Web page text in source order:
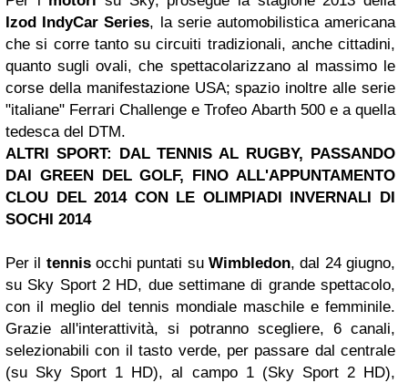
Izod IndyCar Series, la serie automobilistica americana
che si corre tanto su circuiti tradizionali, anche cittadini,
quanto sugli ovali, che spettacolarizzano al massimo le
corse della manifestazione USA; spazio inoltre alle serie
"italiane" Ferrari Challenge e Trofeo Abarth 500 e a quella
tedesca del DTM.
ALTRI SPORT: DAL TENNIS AL RUGBY, PASSANDO
DAI GREEN DEL GOLF, FINO ALL'APPUNTAMENTO
CLOU DEL 2014 CON LE OLIMPIADI INVERNALI DI
SOCHI 2014
Per il tennisocchi puntati suWimbledon, dal 24 giugno,
su Sky Sport 2 HD, due settimane di grande spettacolo,
con il meglio del tennis mondiale maschile e femminile.
Grazie all'interattività, si potranno scegliere, 6 canali,
selezionabili con il tasto verde, per passare dal centrale
(su Sky Sport 1 HD), al campo 1 (Sky Sport 2 HD),